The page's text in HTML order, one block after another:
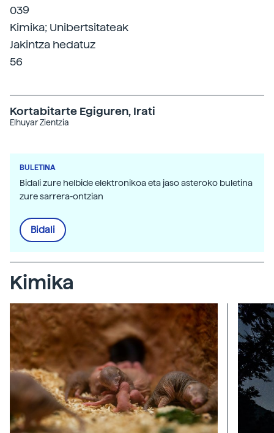
039
Kimika; Unibertsitateak
Jakintza hedatuz
56
Kortabitarte Egiguren, Irati
Elhuyar Zientzia
BULETINA
Bidali zure helbide elektronikoa eta jaso asteroko buletina
zure sarrera-ontzian
Bidali
Kimika